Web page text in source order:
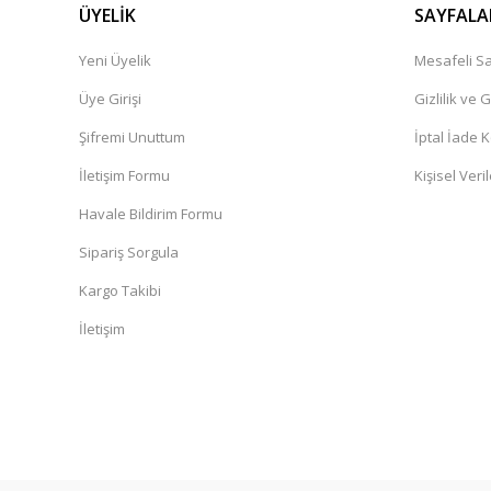
ÜYELİK
Yeni Üyelik
Üye Girişi
Şifremi Unuttum
İletişim Formu
Havale Bildirim Formu
Sipariş Sorgula
Kargo Takibi
İletişim
Mesafeli
Gizlilik ve
İptal İade
Kişisel